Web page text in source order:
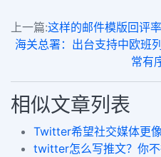
上一篇:这样的邮件模版回评
海关总署：出台支持中欧班
常有
相似文章列表
Twitter希望社交媒体更
twitter怎么写推文？你